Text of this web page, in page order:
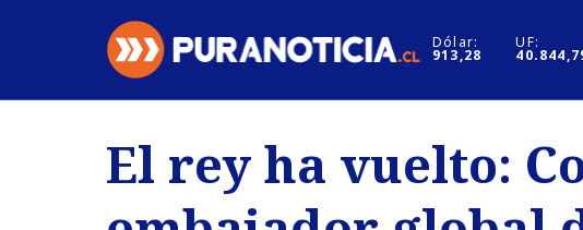
Dólar:
913,28
UF:
Regiones
Deportes
Internacional
Motores
El rey ha vuelto: